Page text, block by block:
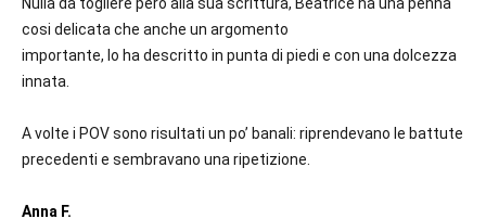
cosi delicata che anche un argomento
importante, lo ha descritto in punta di piedi e con una dolcezza
innata.
A volte i POV sono risultati un po’ banali: riprendevano le battute
precedenti e sembravano una ripetizione.
Anna F.